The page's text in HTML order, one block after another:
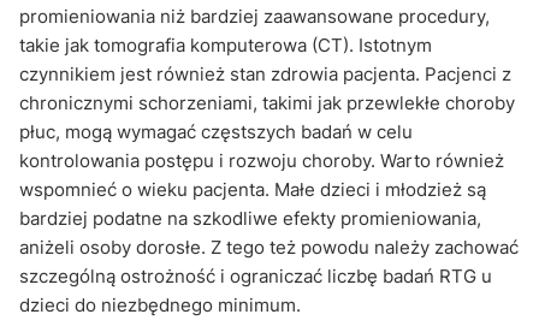
promieniowania niż bardziej zaawansowane procedury,
takie jak tomografia komputerowa (CT). Istotnym
czynnikiem jest również stan zdrowia pacjenta. Pacjenci z
chronicznymi schorzeniami, takimi jak przewlekłe choroby
płuc, mogą wymagać częstszych badań w celu
kontrolowania postępu i rozwoju choroby. Warto również
wspomnieć o wieku pacjenta. Małe dzieci i młodzież są
bardziej podatne na szkodliwe efekty promieniowania,
aniżeli osoby dorosłe. Z tego też powodu należy zachować
szczególną ostrożność i ograniczać liczbę badań RTG u
dzieci do niezbędnego minimum.